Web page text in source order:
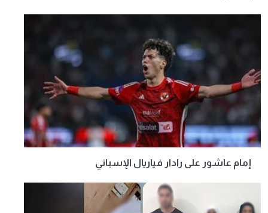
إمام عاشور على رادار فياريال الإسباني